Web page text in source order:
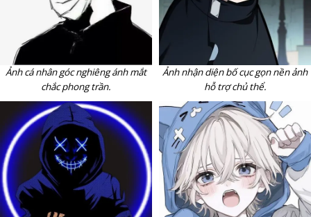
Ảnh cá nhân góc nghiêng ánh mắt
chắc phong trần.
Ảnh nhận diện bố cục gọn nền ảnh
hỗ trợ chủ thể.